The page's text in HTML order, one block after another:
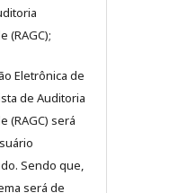
(RAGC);
Eletrônica de
de Auditoria
(RAGC) será
Sendo que,
será de